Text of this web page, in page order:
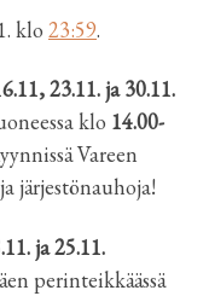
klo 23:59.
23.11. ja 30.11.
klo 14.00-
Vareen
järjestönauhoja!
ja 25.11.
perinteikkäässä